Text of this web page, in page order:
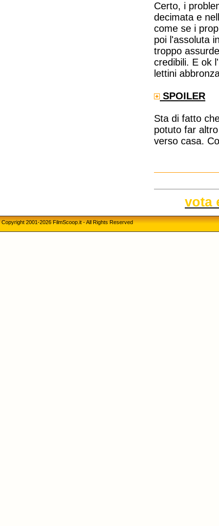
Certo, i
decimata e
come se i
poi l'assoluta
troppo
credibili. E ok
lettini
SPOILER
Sta di fatto
potuto far
verso casa.
vota
Copyright 2001-2026 FilmScoop.it - All Rights Reserved